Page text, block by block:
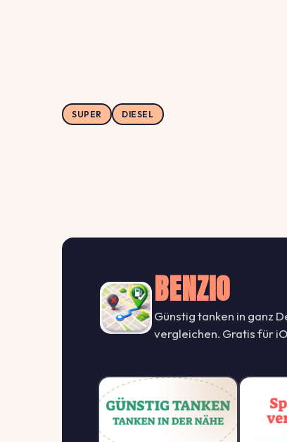
SUPER DIESEL
BENZIO
Günstig tanken in ganz
vergleichen. Gratis für